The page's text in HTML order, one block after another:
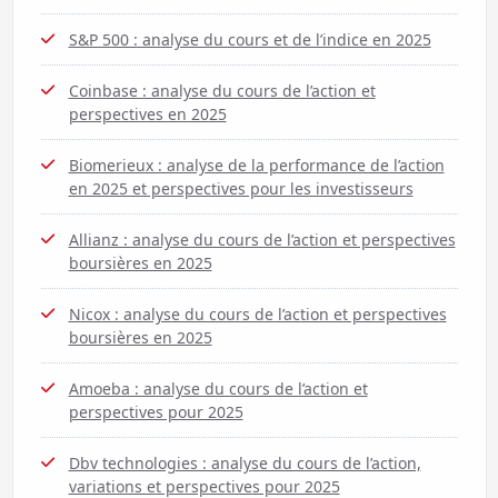
S&P 500 : analyse du cours et de l’indice en 2025
Coinbase : analyse du cours de l’action et
perspectives en 2025
Biomerieux : analyse de la performance de l’action
en 2025 et perspectives pour les investisseurs
Allianz : analyse du cours de l’action et perspectives
boursières en 2025
Nicox : analyse du cours de l’action et perspectives
boursières en 2025
Amoeba : analyse du cours de l’action et
perspectives pour 2025
Dbv technologies : analyse du cours de l’action,
variations et perspectives pour 2025